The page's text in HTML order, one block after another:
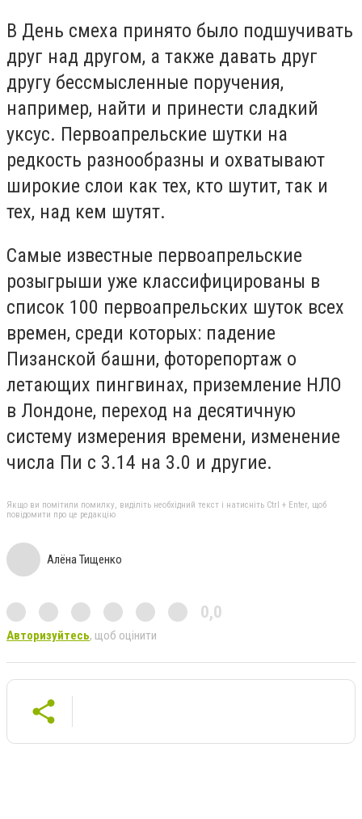
В День смеха принято было подшучивать
друг над другом, а также давать друг
другу бессмысленные поручения,
например, найти и принести сладкий
уксус. Первоапрельские шутки на
редкость разнообразны и охватывают
широкие слои как тех, кто шутит, так и
тех, над кем шутят.
Самые известные первоапрельские
розыгрыши уже классифицированы в
список 100 первоапрельских шуток всех
времен, среди которых: падение
Пизанской башни, фоторепортаж о
летающих пингвинах, приземление НЛО
в Лондоне, переход на десятичную
систему измерения времени, изменение
числа Пи с 3.14 на 3.0 и другие.
Якщо ви помітили помилку, виділіть необхідний текст і натисніть Ctrl + Enter, щоб
повідомити про це редакцію
Алёна Тищенко
0,0
Авторизуйтесь, щоб оцінити